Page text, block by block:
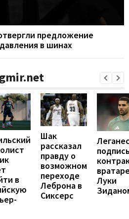
предложение
в шинах
в
Шак
рассказал
правду о
возможном
переходе
Леброна в
Сиксерс
Луки